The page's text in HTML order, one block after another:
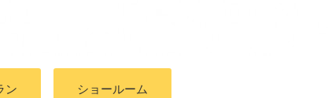
ン ショールーム